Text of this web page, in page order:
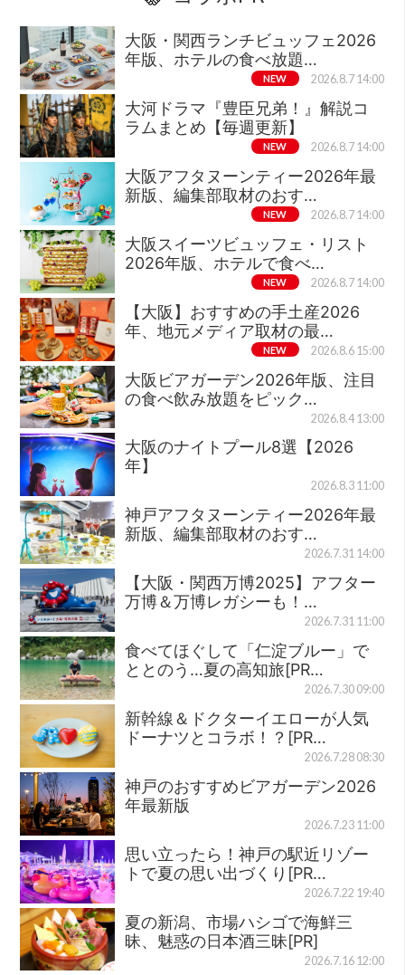
大阪・関西ランチビュッフェ2026
年版、ホテルの食べ放題…
NEW 2026.8.7 14:00
大河ドラマ『豊臣兄弟！』解説コ
ラムまとめ【毎週更新】
NEW 2026.8.7 14:00
大阪アフタヌーンティー2026年最
新版、編集部取材のおす…
NEW 2026.8.7 14:00
大阪スイーツビュッフェ・リスト
2026年版、ホテルで食べ…
NEW 2026.8.7 14:00
【大阪】おすすめの手土産2026
年、地元メディア取材の最…
NEW 2026.8.6 15:00
大阪ビアガーデン2026年版、注目
の食べ飲み放題をピック…
2026.8.4 13:00
大阪のナイトプール8選【2026
年】
2026.8.3 11:00
神戸アフタヌーンティー2026年最
新版、編集部取材のおす…
2026.7.31 14:00
【大阪・関西万博2025】アフター
万博＆万博レガシーも！…
2026.7.31 11:00
食べてほぐして「仁淀ブルー」で
ととのう…夏の高知旅[PR…
2026.7.30 09:00
新幹線＆ドクターイエローが人気
ドーナツとコラボ！？[PR…
2026.7.28 08:30
神戸のおすすめビアガーデン2026
年最新版
2026.7.23 11:00
思い立ったら！神戸の駅近リゾー
トで夏の思い出づくり[PR…
2026.7.22 19:40
夏の新潟、市場ハシゴで海鮮三
昧、魅惑の日本酒三昧[PR]
2026.7.16 12:00